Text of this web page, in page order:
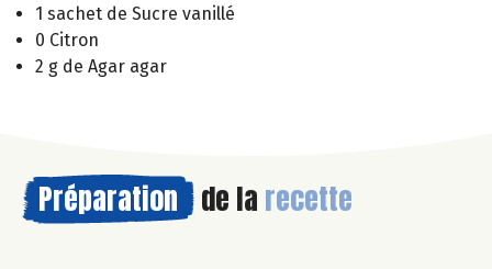
1 sachet de Sucre vanillé
0 Citron
2 g de Agar agar
Préparation de la recette